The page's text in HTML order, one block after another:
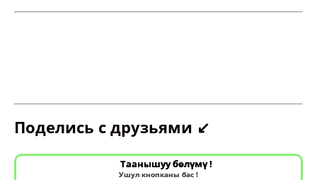
Поделись с друзьями ↙️
Таанышуу бөлүмү !
Ушул кнопканы бас !